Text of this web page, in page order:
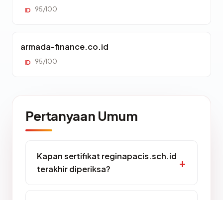
ID 95/100
armada-finance.co.id
ID 95/100
Pertanyaan Umum
Kapan sertifikat reginapacis.sch.id
terakhir diperiksa?